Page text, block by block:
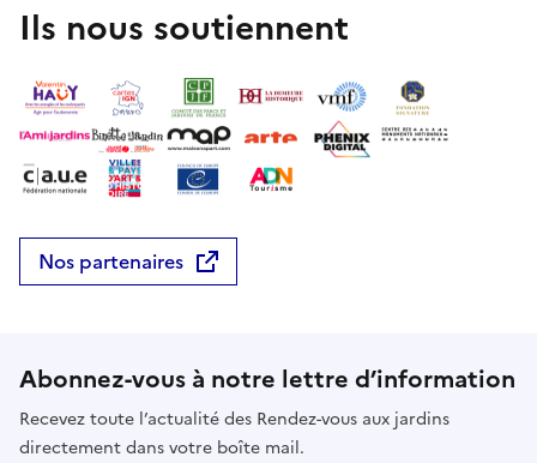
Ils nous soutiennent
Nos partenaires
Abonnez-vous à notre lettre d’information
Recevez toute l’actualité des Rendez-vous aux jardins
directement dans votre boîte mail.